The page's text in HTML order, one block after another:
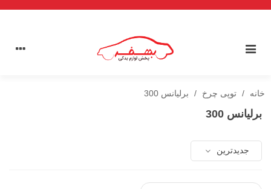
خانه / توپی چرخ / برلیانس 300
برلیانس 300
جدیدترین